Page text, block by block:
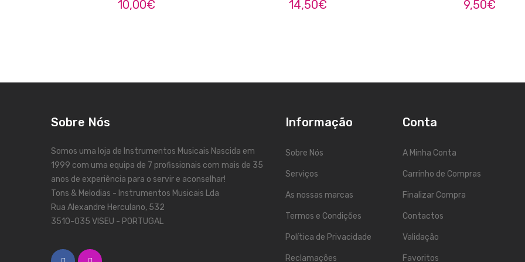
10,00€ 14,50€ 9,50€
Sobre Nós
Somos uma loja de Instrumentos Musicais Nascida em
1999 com uma equipa de 7 profissionais com mais de 35
anos de experiência para o servir e aconselhar!
Tons & Melodias - Instrumentos Musicais Lda
Rua Alexandre Herculano, 532
3510-035 VISEU - PORTUGAL
Informação
Sobre Nós
Serviços
As nossas marcas
Termos e Condições
Política de Privacidade
Reclamações
Conta
A Minha Conta
Carrinho de Compras
Finalizar Compra
Contactos
Validação
Favoritos